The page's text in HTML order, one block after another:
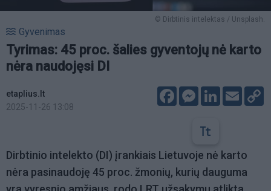
© Dirbtinis intelektas / Unsplash.
Gyvenimas
Tyrimas: 45 proc. šalies gyventojų nė karto
nėra naudojęsi DI
etaplius.lt
2025-11-26 13:08
FacebookMessenger
LinkedIn
Email
Dirbtinio intelekto (DI) įrankiais Lietuvoje nė karto
nėra pasinaudoję 45 proc. žmonių, kurių dauguma